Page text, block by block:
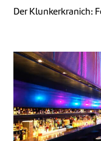
Der Klunkerkranich: